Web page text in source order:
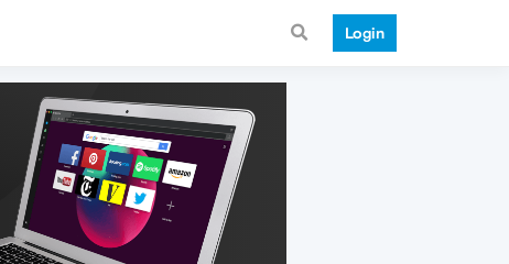
Login